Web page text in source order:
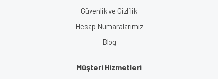
Güvenlik ve Gizlilik
Hesap Numaralarımız
Blog
Müşteri Hizmetleri